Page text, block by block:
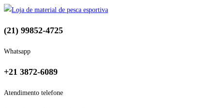
(21) 99852-4725
Whatsapp
+21 3872-6089
Atendimento telefone